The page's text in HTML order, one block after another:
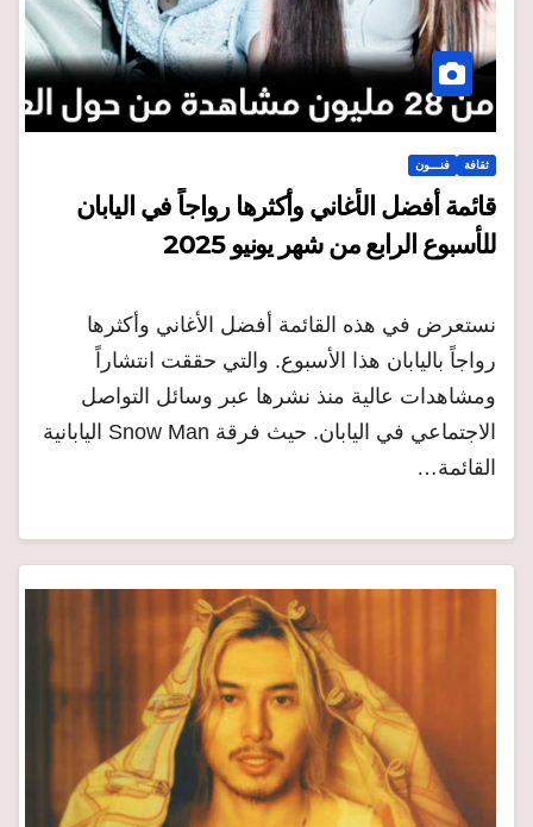
ثقافة فنـــون
قائمة أفضل الأغاني وأكثرها رواجاً في اليابان
للأسبوع الرابع من شهر يونيو 2025
نستعرض في هذه القائمة أفضل الأغاني وأكثرها
رواجاً باليابان هذا الأسبوع. والتي حققت انتشاراً
ومشاهدات عالية منذ نشرها عبر وسائل التواصل
الاجتماعي في اليابان. حيث فرقة Snow Man اليابانية
القائمة…